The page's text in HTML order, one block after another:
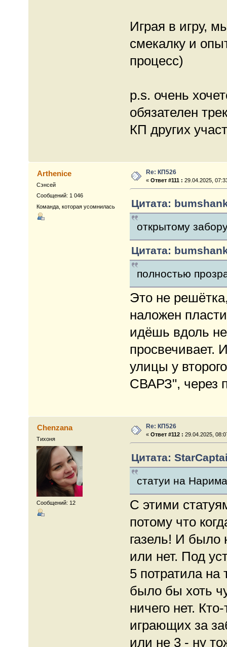
Играя в игру,
смекалку и
процесс)
p.s. очень
обязателен
КП других
Arthenice
Сэнсей
Сообщений: 1 046
Команда, которая усомнилась
Re: КП526
«Ответ #111 : 29.04.2025,
Цитата:
открытому
Цитата:
полностью
Это не
наложен
идёшь вдоль
просвечивает.
улицы у
СВАРЗ", через
Chenzana
Тихоня
Сообщений: 12
Re: КП526
«Ответ #112 : 29.04.2025,
Цитата:
статуи на
С этими
потому что
газель! И было
или нет. Под
5 потратила на
было бы хоть
ничего нет.
играющих за
или не 3 - ну